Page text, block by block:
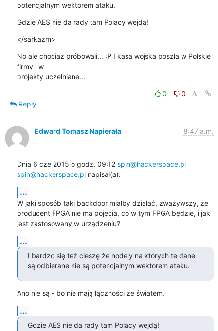
potencjalnym wektorem ataku.
Gdzie AES nie da rady tam Polacy wejdą!
</sarkazm>
No ale chociaż próbowali... :P I kasa wojska poszła w Polskie
firmy i w
projekty uczelniane...
0
0
Reply
Edward Tomasz Napierała 8:47 a.m.
Dnia 6 cze 2015 o godz. 09:12 spin@hackerspace.pl
spin@hackerspace.pl napisał(a):
...
W jaki sposób taki backdoor miałby działać, zważywszy, że
producent FPGA nie ma pojęcia, co w tym FPGA będzie, i jak
jest zastosowany w urządzeniu?
...
I bardzo się też cieszę że node'y na których te dane
są odbierane nie są potencjalnym wektorem ataku.
Ano nie są - bo nie mają łączności ze światem.
...
Gdzie AES nie da rady tam Polacy wejdą!